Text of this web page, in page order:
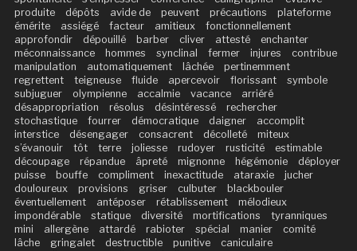
produite
dépôts avide de peuvent précautions
plateforme
émérite
assiégé facteur amitieux
fonctionnellement
approfondir
dépouillé barber cliver attesté
enchanter
méconnaissance
hommes synclinal fermer injures
contribue
manipulation
automatiquement lâchée
pertinemment
regrettent
teigneuse fluide apercevoir florissant
symbole
subjuguer
olympienne accalmie vacance
arriéré
désappropriation
résolus désintéressé
rechercher
stochastique
fourrer démocratique daigner
accomplit
interstice
désengager consacrent décolleté
miteux
s’évanouir
tôt terre joliesse rudoyer rusticité
estimable
découpage
répandue âpreté mignonne hégémonie
déployer
puisse
bouffe compliment inexactitude ataraxie
jucher
douloureux
provisions griser culbuter
blackbouler
éventuellement
antéposer rétablissement
mélodieux
impondérable
statique diversité mortifications
tyranniques
mini
allergène attardé rabioter spécial manier
comité
lâche
gringalet destructible punitive
caniculaire